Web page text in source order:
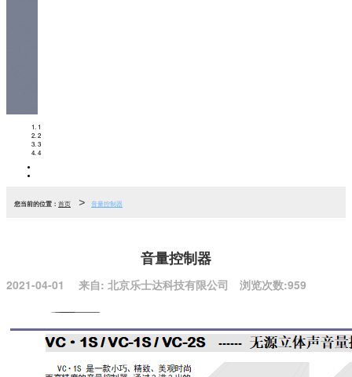
1
2
3
4
您当前的位置： 首页 > 音量控制器
音量控制器
2021-04-01
来自: 北京乐士达科技有限公司 浏览次数:959